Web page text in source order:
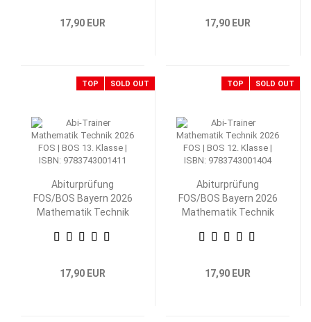
17,90 EUR 17,90 EUR
TOP SOLD OUT
Abiturprüfung
FOS/BOS Bayern 2026
Mathematik Technik
17,90 EUR
TOP SOLD OUT
Abiturprüfung
FOS/BOS Bayern 2026
Mathematik Technik
17,90 EUR